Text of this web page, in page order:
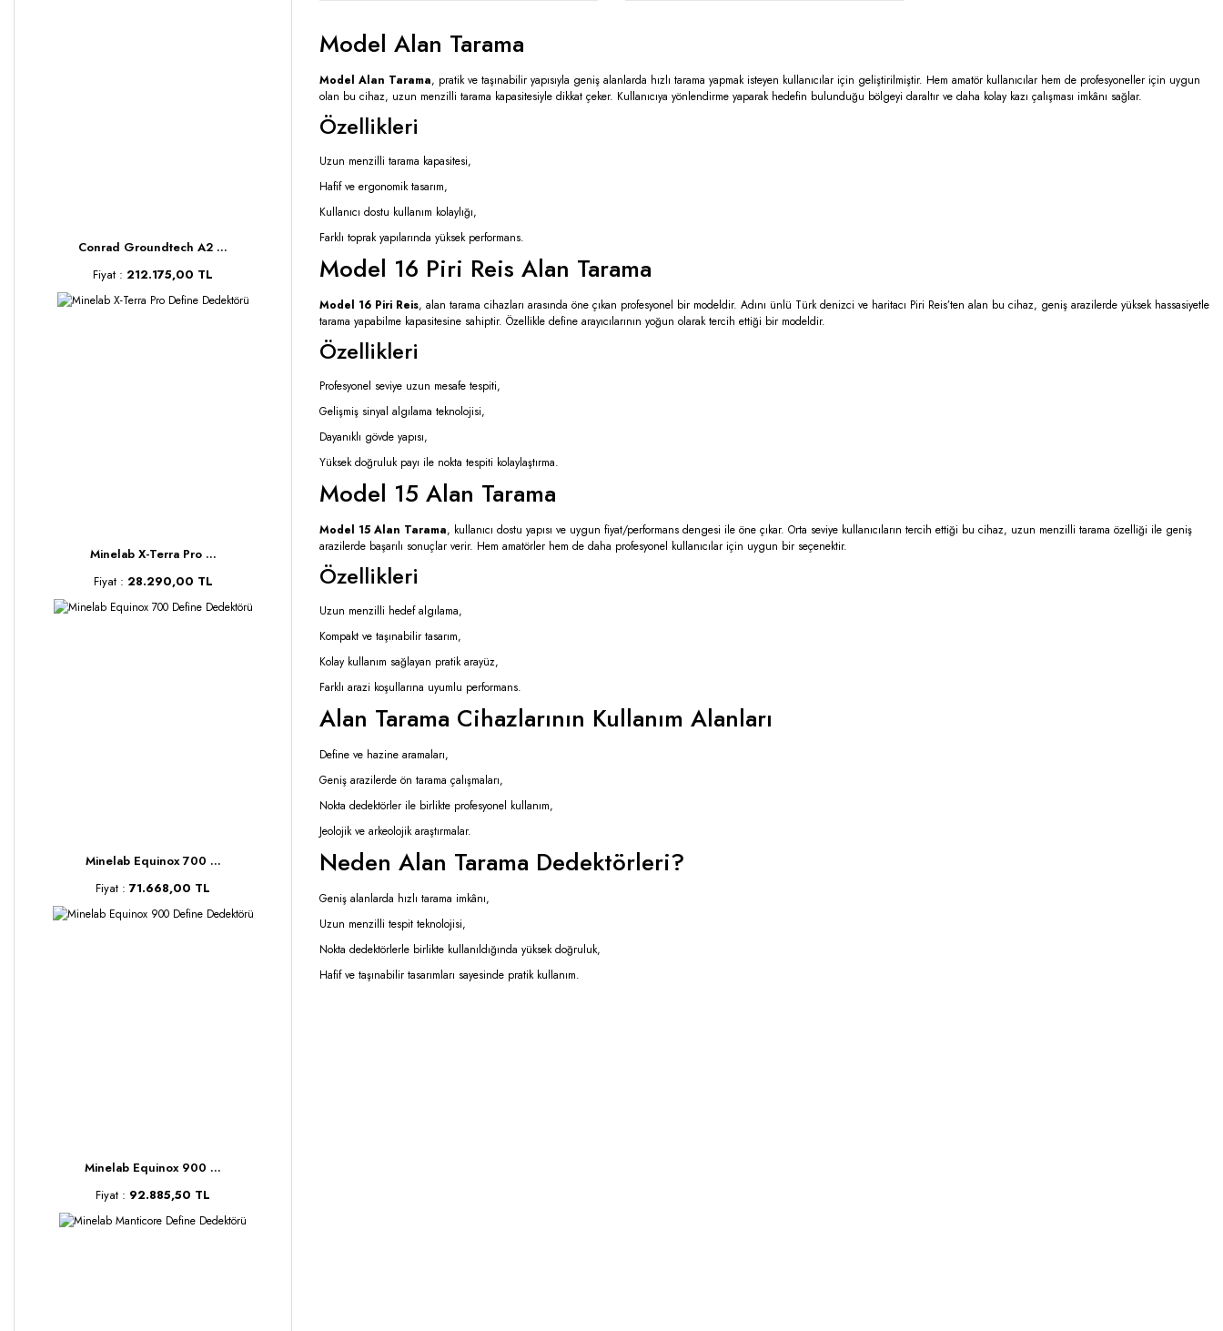
Conrad Groundtech A2 ...
Fiyat : 212.175,00 TL
Minelab X-Terra Pro ...
Fiyat : 28.290,00 TL
Minelab Equinox 700 ...
Fiyat : 71.668,00 TL
Minelab Equinox 900 ...
Fiyat : 92.885,50 TL
Model Alan Tarama
Model Alan Tarama, pratik ve taşınabilir yapısıyla geniş alanlarda hızlı tarama yapmak isteyen kullanıcılar için geliştirilmiştir. Hem amatör kullanıcılar hem de profesyoneller için uygun
olan bu cihaz, uzun menzilli tarama kapasitesiyle dikkat çeker. Kullanıcıya yönlendirme yaparak hedefin bulunduğu bölgeyi daraltır ve daha kolay kazı çalışması imkânı sağlar.
Özellikleri
Uzun menzilli tarama kapasitesi,
Hafif ve ergonomik tasarım,
Kullanıcı dostu kullanım kolaylığı,
Farklı toprak yapılarında yüksek performans.
Model 16 Piri Reis Alan Tarama
Model 16 Piri Reis, alan tarama cihazları arasında öne çıkan profesyonel bir modeldir. Adını ünlü Türk denizci ve haritacı Piri Reis’ten alan bu cihaz, geniş arazilerde yüksek hassasiyetle
tarama yapabilme kapasitesine sahiptir. Özellikle define arayıcılarının yoğun olarak tercih ettiği bir modeldir.
Özellikleri
Profesyonel seviye uzun mesafe tespiti,
Gelişmiş sinyal algılama teknolojisi,
Dayanıklı gövde yapısı,
Yüksek doğruluk payı ile nokta tespiti kolaylaştırma.
Model 15 Alan Tarama
Model 15 Alan Tarama, kullanıcı dostu yapısı ve uygun fiyat/performans dengesi ile öne çıkar. Orta seviye kullanıcıların tercih ettiği bu cihaz, uzun menzilli tarama özelliği ile geniş
arazilerde başarılı sonuçlar verir. Hem amatörler hem de daha profesyonel kullanıcılar için uygun bir seçenektir.
Özellikleri
Uzun menzilli hedef algılama,
Kompakt ve taşınabilir tasarım,
Kolay kullanım sağlayan pratik arayüz,
Farklı arazi koşullarına uyumlu performans.
Alan Tarama Cihazlarının Kullanım Alanları
Define ve hazine aramaları,
Geniş arazilerde ön tarama çalışmaları,
Nokta dedektörler ile birlikte profesyonel kullanım,
Jeolojik ve arkeolojik araştırmalar.
Neden Alan Tarama Dedektörleri?
Geniş alanlarda hızlı tarama imkânı,
Uzun menzilli tespit teknolojisi,
Nokta dedektörlerle birlikte kullanıldığında yüksek doğruluk,
Hafif ve taşınabilir tasarımları sayesinde pratik kullanım.